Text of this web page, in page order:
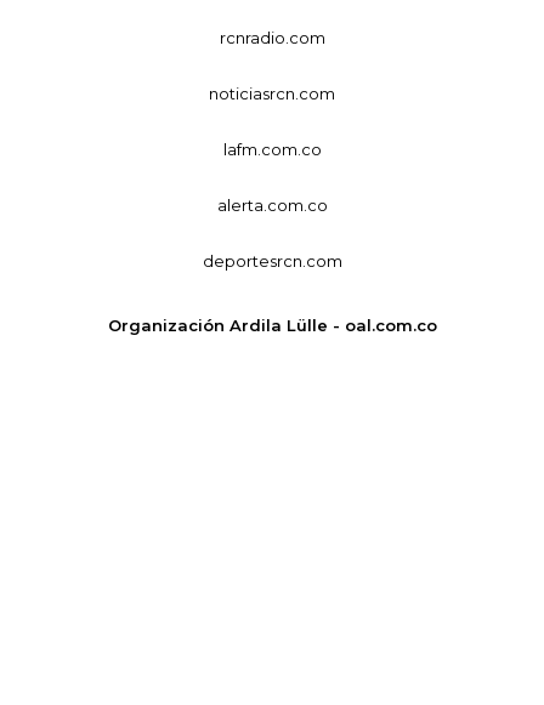
rcnradio.com
noticiasrcn.com
lafm.com.co
alerta.com.co
deportesrcn.com
Organización Ardila Lülle - oal.com.co